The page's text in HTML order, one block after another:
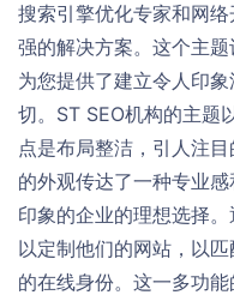
搜索引擎优化专家和网
强的解决方案。这个主
为您提供了建立令人印
切。ST SEO机构的主题
点是布局整洁，引人注
的外观传达了一种专业
印象的企业的理想选择
以定制他们的网站，以
的在线身份。这一多功